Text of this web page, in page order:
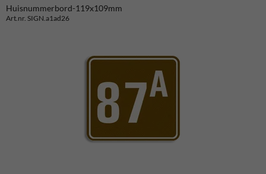
Huisnummerbord-119x109mm
Art.nr. SIGN.a1ad26